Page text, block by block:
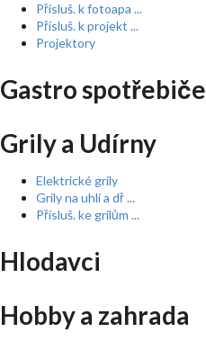
Přísluš. k fotoapa ...
Přísluš. k projekt ...
Projektory
Gastro spotřebiče
Grily a Udírny
Elektrické grily
Grily na uhlí a dř ...
Přísluš. ke grilům ...
Hlodavci
Hobby a zahrada